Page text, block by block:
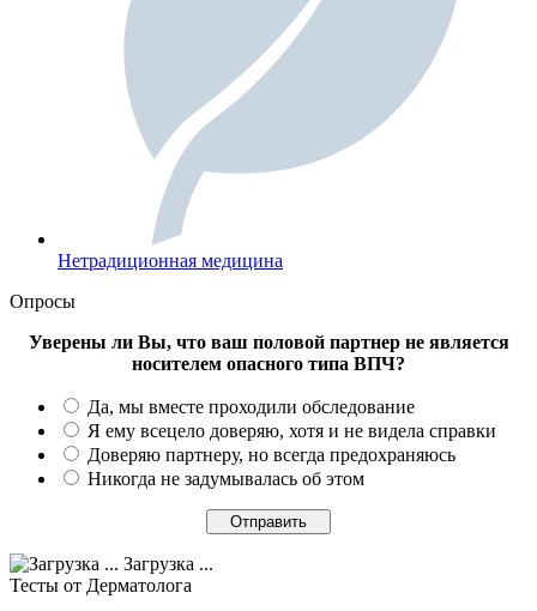
Нетрадиционная медицина
Опросы
Уверены ли Вы, что ваш половой партнер не является
носителем опасного типа ВПЧ?
Да, мы вместе проходили обследование
Я ему всецело доверяю, хотя и не видела справки
Доверяю партнеру, но всегда предохраняюсь
Никогда не задумывалась об этом
Загрузка ...
Тесты от Дерматолога